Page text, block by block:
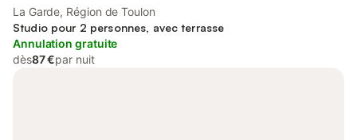
La Garde, Région de Toulon
Studio pour 2 personnes, avec terrasse
Annulation gratuite
dès87 €par nuit